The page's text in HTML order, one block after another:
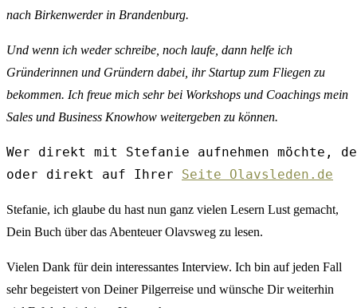
nach Birkenwerder in Brandenburg.
Und wenn ich weder schreibe, noch laufe, dann helfe ich
Gründerinnen und Gründern dabei, ihr Startup zum Fliegen zu
bekommen. Ich freue mich sehr bei Workshops und Coachings mein
Sales und Business Knowhow weitergeben zu können.
Wer direkt mit Stefanie aufnehmen möchte,
oder direkt auf Ihrer Seite Olavsleden.de
Stefanie, ich glaube du hast nun ganz vielen Lesern Lust gemacht,
Dein Buch über das Abenteuer Olavsweg zu lesen.
Vielen Dank für dein interessantes Interview. Ich bin auf jeden Fall
sehr begeistert von Deiner Pilgerreise und wünsche Dir weiterhin